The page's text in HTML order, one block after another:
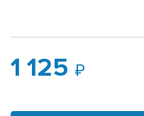
1 125